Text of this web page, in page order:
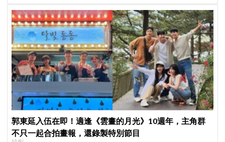
郭東延入伍在即！適逢《雲畫的月光》10週年，主角群
不只一起合拍畫報，還錄製特別節目